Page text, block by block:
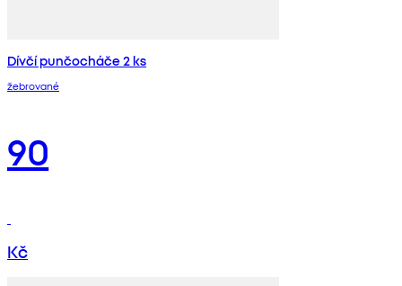
Dívčí punčocháče 2 ks
žebrované
90
Kč